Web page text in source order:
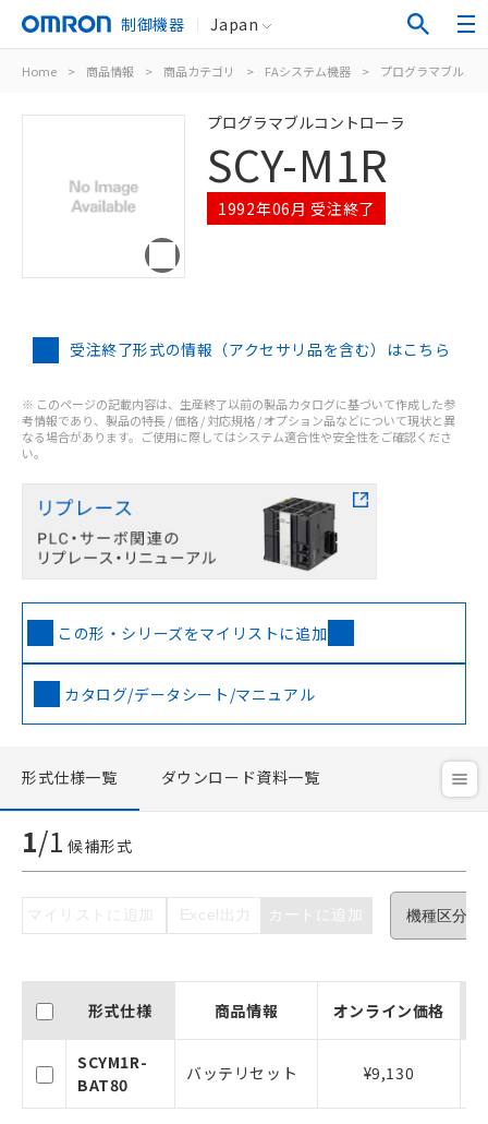
制御機器 Japan
Home > 商品情報 > 商品カテゴリ > FAシステム機器 > プログラマブルコ
プログラマブルコントローラ
SCY-M1R
1992年06月 受注終了
受注終了形式の情報（アクセサリ品を含む）はこちら
※ このページの記載内容は、生産終了以前の製品カタログに基づいて作成した参
考情報であり、製品の特長 / 価格 / 対応規格 / オプション品などについて現状と異
なる場合があります。ご使用に際してはシステム適合性や安全性をご確認くださ
い。
この形・シリーズをマイリストに追加
カタログ/データシート/マニュアル
形式仕様一覧 ダウンロード資料一覧
1/1 候補形式
マイリストに追加 Excel出力 カートに追加
形式仕様 商品情報 オンライン価格
SCYM1R-
BAT80
バッテリセット ¥9,130
記
号
説明
○
△ 一定数には満たないが在庫あり
ご利用条件
以下の条件をお読みいただき、同意のうえ
本サービスは、当社制御機器事業取扱
商品の当社在庫状況および標準価格(税
抜)を提供させていただくものです。
当社制御機器事業取扱商品の中には、
ことをご了承ください。
在庫状況および標準価格照会結果は、
準価格とは異なる場合があることをご
了承ください。
正式な納期状況および標準価格はお客
様のお取引先、またはお客様担当のオ
ムロン制御機器販売店・当社販売員に